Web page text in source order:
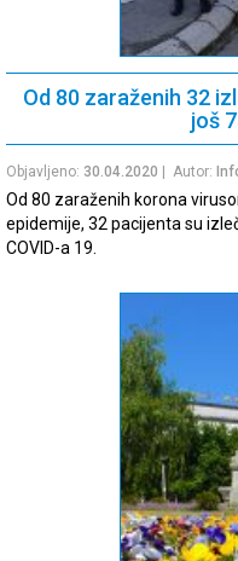
Od 80 zaraženih 32
još
Objavljeno: 30.04.2020 | Autor:
Od 80 zaraženih korona
epidemije, 32 pacijenta su
COVID-a 19.